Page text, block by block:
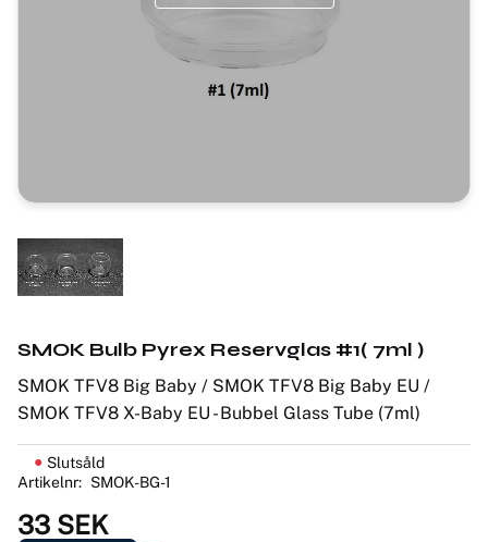
SMOK Bulb Pyrex Reservglas #1( 7ml )
SMOK TFV8 Big Baby / SMOK TFV8 Big Baby EU /
SMOK TFV8 X-Baby EU - Bubbel Glass Tube (7ml)
33 SEK
Slutsåld
Artikelnr
SMOK-BG-1